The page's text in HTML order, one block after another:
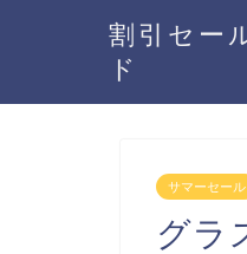
割引セー
ド
サマーセール
グラ